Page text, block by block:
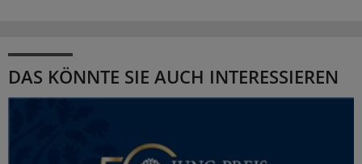
DAS KÖNNTE SIE AUCH INTERESSIEREN